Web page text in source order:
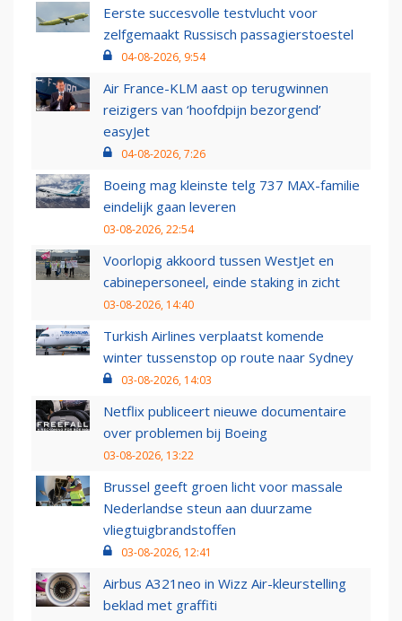
Eerste succesvolle testvlucht voor
zelfgemaakt Russisch passagierstoestel
04-08-2026, 9:54
Air France-KLM aast op terugwinnen
reizigers van ‘hoofdpijn bezorgend’
easyJet
04-08-2026, 7:26
Boeing mag kleinste telg 737 MAX-familie
eindelijk gaan leveren
03-08-2026, 22:54
Voorlopig akkoord tussen WestJet en
cabinepersoneel, einde staking in zicht
03-08-2026, 14:40
Turkish Airlines verplaatst komende
winter tussenstop op route naar Sydney
03-08-2026, 14:03
Netflix publiceert nieuwe documentaire
over problemen bij Boeing
03-08-2026, 13:22
Brussel geeft groen licht voor massale
Nederlandse steun aan duurzame
vliegtuigbrandstoffen
03-08-2026, 12:41
Airbus A321neo in Wizz Air-kleurstelling
beklad met graffiti